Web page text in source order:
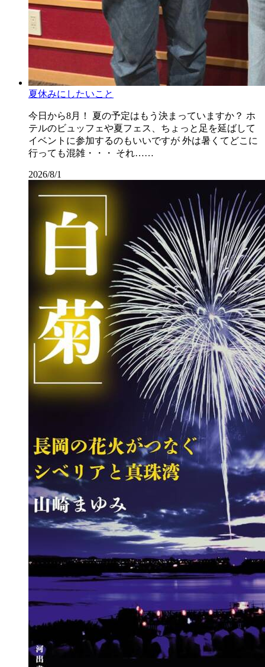
夏休みにしたいこと
今日から8月！ 夏の予定はもう決まっていますか？ ホ
テルのビュッフェや夏フェス、ちょっと足を延ばして
イベントに参加するのもいいですが 外は暑くてどこに
行っても混雑・・・ それ……
2026/8/1